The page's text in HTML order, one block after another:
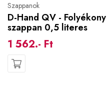
Szappanok
D-Hand QV - Folyékony
szappan 0,5 literes
1 562.- Ft